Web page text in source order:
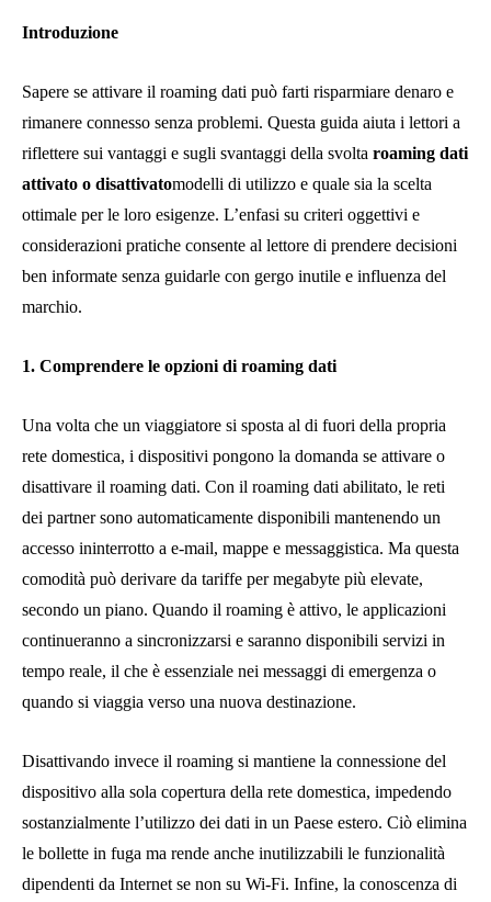
Introduzione
Sapere se attivare il roaming dati può farti risparmiare denaro e
rimanere connesso senza problemi. Questa guida aiuta i lettori a
riflettere sui vantaggi e sugli svantaggi della svolta roaming dati
attivato o disattivatomodelli di utilizzo e quale sia la scelta
ottimale per le loro esigenze. L’enfasi su criteri oggettivi e
considerazioni pratiche consente al lettore di prendere decisioni
ben informate senza guidarle con gergo inutile e influenza del
marchio.
1. Comprendere le opzioni di roaming dati
Una volta che un viaggiatore si sposta al di fuori della propria
rete domestica, i dispositivi pongono la domanda se attivare o
disattivare il roaming dati. Con il roaming dati abilitato, le reti
dei partner sono automaticamente disponibili mantenendo un
accesso ininterrotto a e-mail, mappe e messaggistica. Ma questa
comodità può derivare da tariffe per megabyte più elevate,
secondo un piano. Quando il roaming è attivo, le applicazioni
continueranno a sincronizzarsi e saranno disponibili servizi in
tempo reale, il che è essenziale nei messaggi di emergenza o
quando si viaggia verso una nuova destinazione.
Disattivando invece il roaming si mantiene la connessione del
dispositivo alla sola copertura della rete domestica, impedendo
sostanzialmente l’utilizzo dei dati in un Paese estero. Ciò elimina
le bollette in fuga ma rende anche inutilizzabili le funzionalità
dipendenti da Internet se non su Wi-Fi. Infine, la conoscenza di